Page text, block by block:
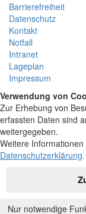
Barrierefreiheit
Datenschutz
Kontakt
Notfall
Intranet
Lageplan
Impressum
Verwendung von
Zur Erhebung von
erfassten Daten sind
weitergegeben.
Weitere
Datenschutzerklärung.
Nur notwendige